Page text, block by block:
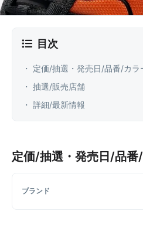
目次
・ 定価/抽選・発売日/品番/カラ
・ 抽選/販売店舗
・ 詳細/最新情報
定価/抽選・発売日/品番
ブランド